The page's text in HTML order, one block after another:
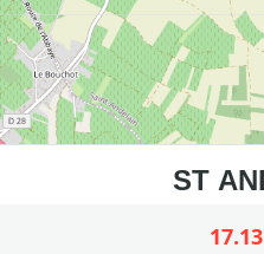
17.13